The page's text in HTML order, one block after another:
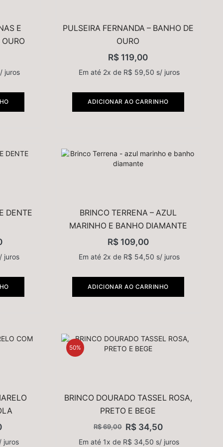
E
juros
PULSEIRA FERNANDA – BANHO DE
OURO
R$ 119,00
Em até 2x de R$ 59,50 s/ juros
ADICIONAR AO CARRINHO
DENTE
juros
BRINCO TERRENA – AZUL
MARINHO E BANHO DIAMANTE
R$109,00
Em até 2x de R$ 54,50 s/ juros
ADICIONAR AO CARRINHO
juros
50%
BRINCO DOURADO TASSEL ROSA,
PRETO E BEGE
R$69,00 R$34,50
Em até 1x de R$ 34,50 s/ juros
R$259,00 R$155,40
Em até 3x de
BRINCO MULHER - ORGÂNICO P&B NO BANHO DE PRATA
R$101,40
Em até 2x deR$50,70
juros